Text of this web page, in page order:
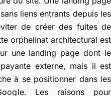
liens entrants depuis les
de créer des fuites de
orphelinat architectural est
une landing page dont le
externe, mais il est
à se positionner dans les
Les raisons pour